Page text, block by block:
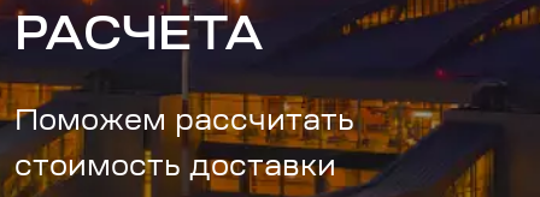
РАСЧЕТА
Поможем рассчитать
стоимость доставки